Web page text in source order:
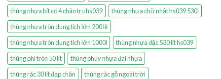
thùng nhựa bít có 4 chân trụ hs039
thùng nhựa chữ nhật hs039 530l
thùng nhựa tròn dung tích lớn 200 lít
thùng nhựa tròn dung tích lớn 1000l
thùng nhựa đặc 530 lít hs039
thùng phi tròn 50 lít
thùng phuy nhựa đai nhựa
thùng rác 30 lít đạp chân
thùng rác gỗ ngoài trời